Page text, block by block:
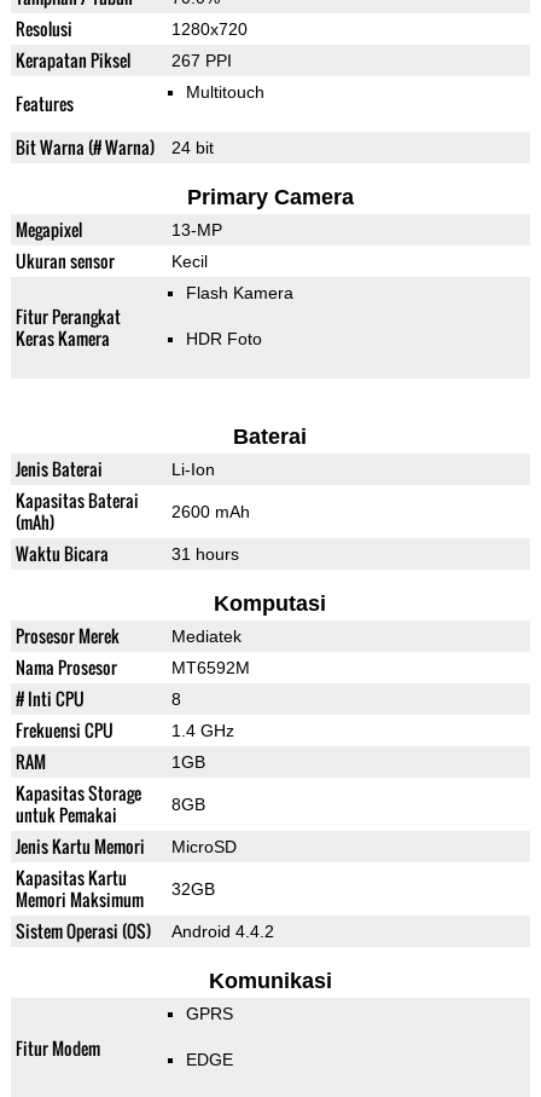
Resolusi 1280x720
Kerapatan Piksel 267 PPI
Features Multitouch
Bit Warna (# Warna) 24 bit
Primary Camera
Megapixel 13-MP
Ukuran sensor Kecil
Fitur Perangkat
Keras Kamera
Flash Kamera
HDR Foto
Baterai
Jenis Baterai Li-Ion
Kapasitas Baterai
(mAh)
2600 mAh
Waktu Bicara 31 hours
Komputasi
Prosesor Merek Mediatek
Nama Prosesor MT6592M
# Inti CPU 8
Frekuensi CPU 1.4 GHz
RAM 1GB
Kapasitas Storage
untuk Pemakai
8GB
Jenis Kartu Memori MicroSD
Kapasitas Kartu
Memori Maksimum
32GB
Sistem Operasi (OS) Android 4.4.2
Komunikasi
Fitur Modem
GPRS
EDGE